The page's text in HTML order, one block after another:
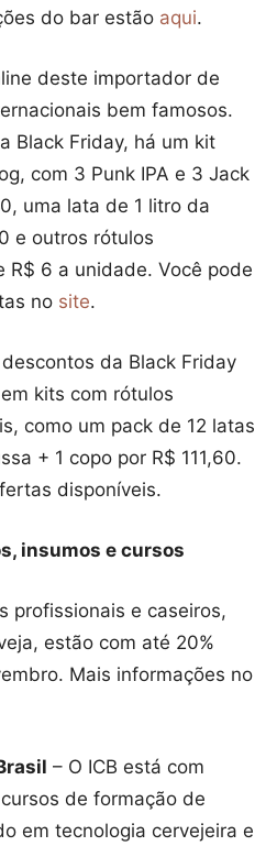
do bar estão aqui.
deste importador de
bem famosos.
Black Friday, há um kit
com 3 Punk IPA e 3 Jack
uma lata de 1 litro da
e outros rótulos
R$ 6 a unidade. Você pode
no site.
da Black Friday
kits com rótulos
como um pack de 12 latas
+ 1 copo por R$ 111,60.
disponíveis.
insumos e cursos
profissionais e caseiros,
estão com até 20%
Mais informações no
– O ICB está com
de formação de
em tecnologia cervejeira e